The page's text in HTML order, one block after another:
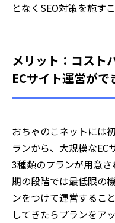
となくSEO対策を施す
メリット：コスト
ECサイト運営がで
おちゃのこネットには
ランから、大規模なEC
3種類のプランが用意
期の段階では最低限の
ンをつけて運営するこ
してきたらプランをア